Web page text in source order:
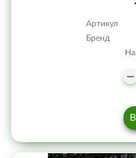
Артикул
Бренд